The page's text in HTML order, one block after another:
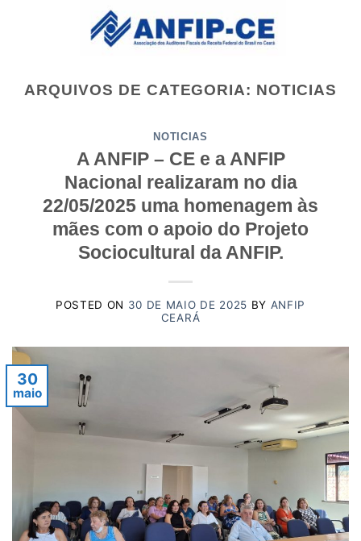
ARQUIVOS DE CATEGORIA: NOTICIAS
NOTICIAS
A ANFIP – CE e a ANFIP
Nacional realizaram no dia
22/05/2025 uma homenagem às
mães com o apoio do Projeto
Sociocultural da ANFIP.
POSTED ON 30 DE MAIO DE 2025 BY ANFIP
CEARÁ
30
maio